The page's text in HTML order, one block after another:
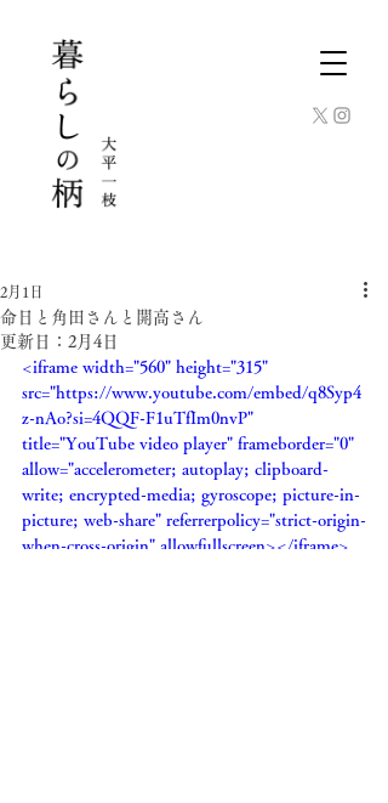
命日と角田さんと開高さん
2月1日
更新日： 2月4日
<iframe width="560" height="315"
src="https://www.youtube.com/embed/q8Syp4
z-nAo?si=4QQF-F1uTfIm0nvP"
title="YouTube video player" frameborder="0"
allow="accelerometer; autoplay; clipboard-
write; encrypted-media; gyroscope; picture-in-
picture; web-share" referrerpolicy="strict-origin-
when-cross-origin" allowfullscreen></iframe>